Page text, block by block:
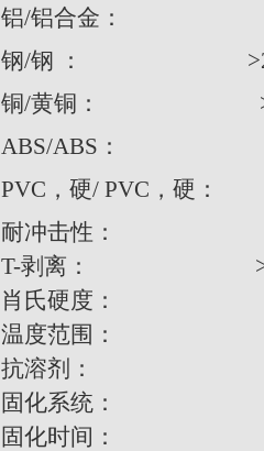
铝/铝合金：
钢/钢 ： >22
铜/黄铜：
ABS/ABS：
PVC，硬/ PVC，
耐冲击性：
T-剥离：
肖氏硬度：
温度范围： -
抗溶剂：
固化系统： 双组
固化时间： 2-